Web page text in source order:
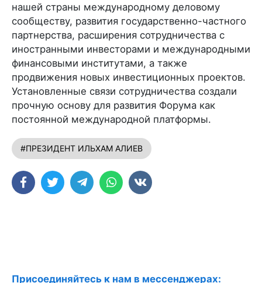
нашей страны международному деловому
сообществу, развития государственно-частного
партнерства, расширения сотрудничества с
иностранными инвесторами и международными
финансовыми институтами, а также
продвижения новых инвестиционных проектов.
Установленные связи сотрудничества создали
прочную основу для развития Форума как
постоянной международной платформы.
#ПРЕЗИДЕНТ ИЛЬХАМ АЛИЕВ
Присоединяйтесь к нам в мессенджерах: